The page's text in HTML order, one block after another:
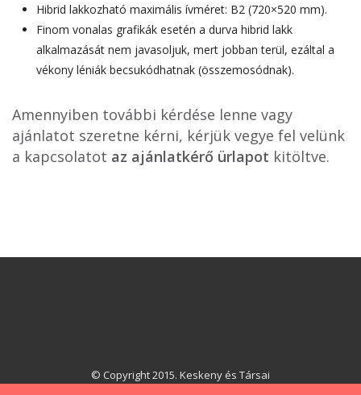
Hibrid lakkozható maximális ívméret: B2 (720×520 mm).
Finom vonalas grafikák esetén a durva hibrid lakk
alkalmazását nem javasoljuk, mert jobban terül, ezáltal a
vékony léniák becsukódhatnak (összemosódnak).
Amennyiben további kérdése lenne vagy
ajánlatot szeretne kérni, kérjük vegye fel velünk
a kapcsolatot az ajánlatkérő ürlapot kitöltve.
© Copyright 2015. Keskeny és Társai